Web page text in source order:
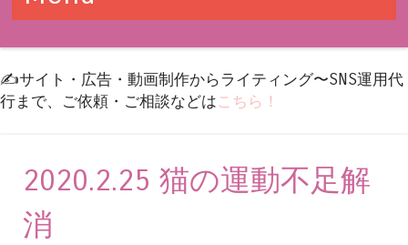
✍️サイト・広告・動画制作からライティング〜SNS運用代
行まで、ご依頼・ご相談などはこちら！
2020.2.25 猫の運動不足解
消